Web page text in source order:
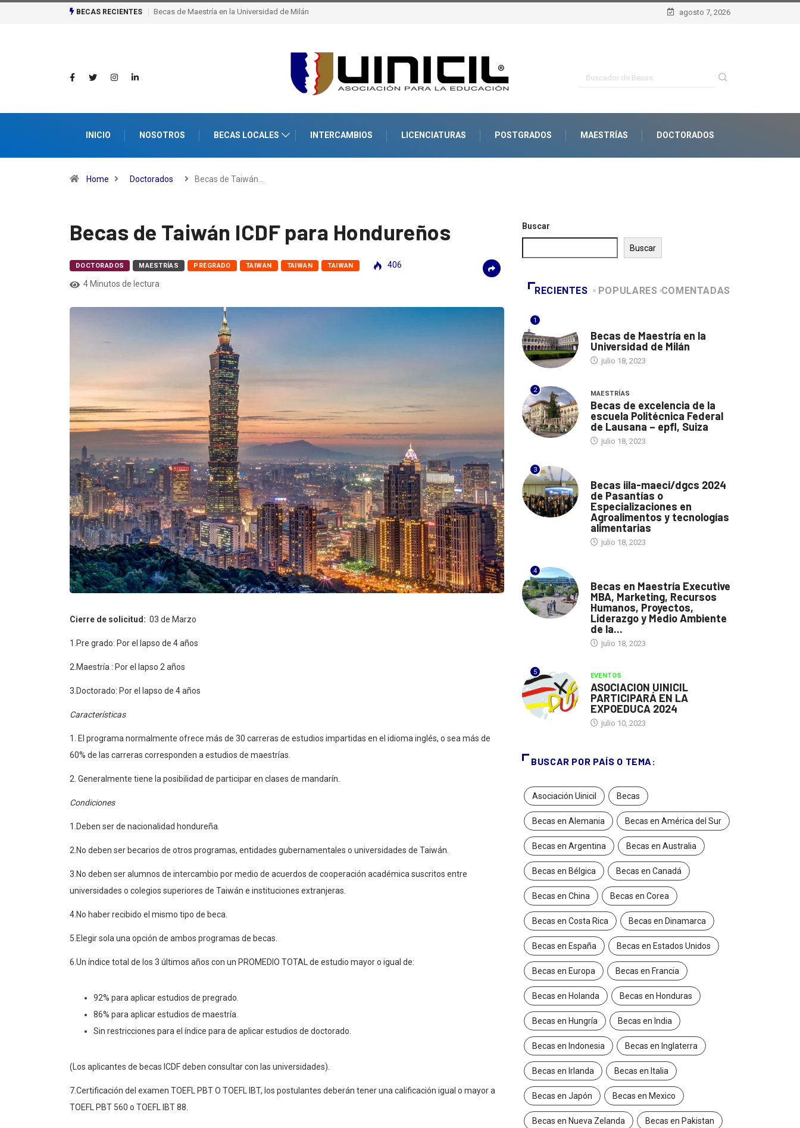
BECAS RECIENTES
Becas de Maestría en la Universidad de MilánBecas de excelencia de la escuela
agosto 7, 2026
INICIO NOSOTROS BECAS LOCALES INTERCAMBIOS LICENCIATURAS POSTGRADOS MAESTRÍAS DOCTORADOS
Home Doctorados Becas de Taiwán…
Becas de Taiwán ICDF para Hondureños
DOCTORADOS MAESTRÍAS PREGRADO TAIWAN TAIWAN TAIWAN
406
4 Minutos de lectura
Cierre de solicitud: 03 de Marzo
1.Pre grado: Por el lapso de 4 años
2.Maestría : Por el lapso 2 años
3.Doctorado: Por el lapso de 4 años
Características
1. El programa normalmente ofrece más de 30 carreras de estudios impartidas en el idioma inglés, o sea más de
60% de las carreras corresponden a estudios de maestrías.
2. Generalmente tiene la posibilidad de participar en clases de mandarín.
Condiciones
1.Deben ser de nacionalidad hondureña.
2.No deben ser becarios de otros programas, entidades gubernamentales o universidades de Taiwán.
3.No deben ser alumnos de intercambio por medio de acuerdos de cooperación académica suscritos entre
universidades o colegios superiores de Taiwán e instituciones extranjeras.
4.No haber recibido el mismo tipo de beca.
5.Elegir sola una opción de ambos programas de becas.
6.Un índice total de los 3 últimos años con un PROMEDIO TOTAL de estudio mayor o igual de:
92% para aplicar estudios de pregrado.
86% para aplicar estudios de maestría.
Sin restricciones para el índice para de aplicar estudios de doctorado.
(Los aplicantes de becas ICDF deben consultar con las universidades).
7.Certificación del examen TOEFL PBT O TOEFL IBT, los postulantes deberán tener una calificación igual o mayor a
TOEFL PBT 560 o TOEFL IBT 88.
Buscar
Buscar
RECIENTES POPULARES COMENTADAS
1
Becas de Maestría en la
Universidad de Milán
julio 18, 2023
2 MAESTRÍAS
Becas de excelencia de la
escuela Politécnica Federal
de Lausana – epfl, Suiza
julio 18, 2023
3
Becas iila-maeci/dgcs 2024
de Pasantías o
Especializaciones en
Agroalimentos y tecnologías
alimentarias
julio 18, 2023
4
Becas en Maestría Executive
MBA, Marketing, Recursos
Humanos, Proyectos,
Liderazgo y Medio Ambiente
de la...
julio 18, 2023
5 EVENTOS
ASOCIACION UINICIL
PARTICIPARÁ EN LA
EXPOEDUCA 2024
julio 10, 2023
BUSCAR POR PAÍS O TEMA:
Asociación Uinicil Becas
Becas en Alemania Becas en América del Sur
Becas en Argentina Becas en Australia
Becas en Bélgica Becas en Canadá
Becas en China Becas en Corea
Becas en Costa Rica Becas en Dinamarca
Becas en España Becas en Estados Unidos
Becas en Europa Becas en Francia
Becas en Holanda Becas en Honduras
Becas en Hungría Becas en India
Becas en Indonesia Becas en Inglaterra
Becas en Irlanda Becas en Italia
Becas en Japón Becas en Mexico
Becas en Nueva Zelanda Becas en Pakistan